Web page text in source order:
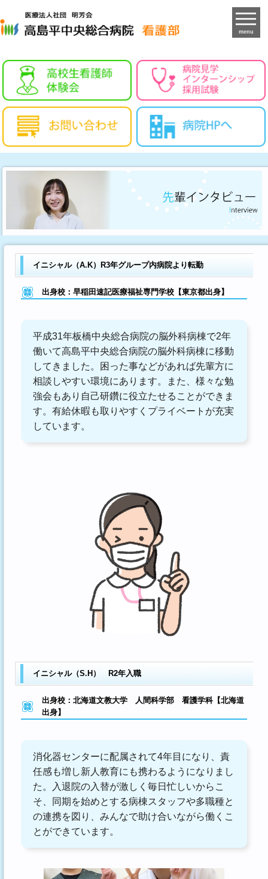
menu
イニシャル（A.K）R3年グループ内病院より転勤
出身校：早稲田速記医療福祉専門学校【東京都出身】
平成31年板橋中央総合病院の脳外科病棟で2年
働いて高島平中央総合病院の脳外科病棟に移動
してきました。困った事などがあれば先輩方に
相談しやすい環境にあります。また、様々な勉
強会もあり自己研鑽に役立たせることができま
す。有給休暇も取りやすくプライベートが充実
しています。
イニシャル（S.H） R2年入職
出身校：北海道文教大学 人間科学部 看護学科【北海道
出身】
消化器センターに配属されて4年目になり、責
任感も増し新人教育にも携わるようになりまし
た。入退院の入替が激しく毎日忙しいからこ
そ、同期を始めとする病棟スタッフや多職種と
の連携を図り、みんなで助け合いながら働くこ
とができています。